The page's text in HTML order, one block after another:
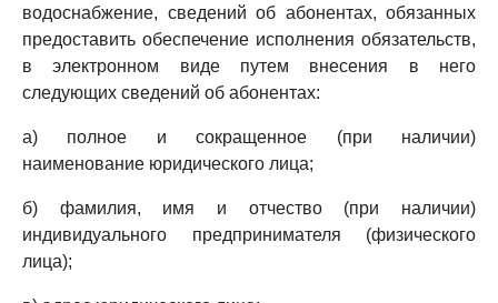
водоснабжение, сведений об абонентах, обязанных
предоставить обеспечение исполнения обязательств,
в электронном виде путем внесения в него
следующих сведений об абонентах:
а) полное и сокращенное (при наличии)
наименование юридического лица;
б) фамилия, имя и отчество (при наличии)
индивидуального предпринимателя (физического
лица);